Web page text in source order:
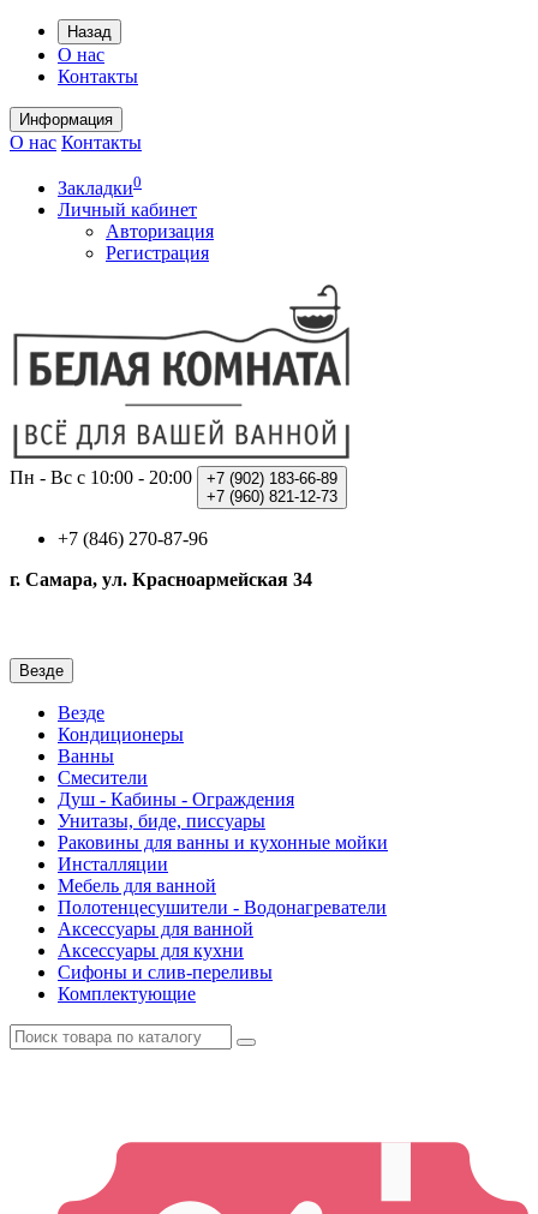
Назад
О нас
Контакты
Информация
О нас Контакты
Закладки0
Личный кабинет
Авторизация
Регистрация
Пн - Вс с 10:00 - 20:00 +7 (902) 183-66-89
+7 (960) 821-12-73
+7 (846) 270-87-96
г. Самара, ул. Красноармейская 34
Везде
Везде
Кондиционеры
Ванны
Смесители
Душ - Кабины - Ограждения
Унитазы, биде, писсуары
Раковины для ванны и кухонные мойки
Инсталляции
Мебель для ванной
Полотенцесушители - Водонагреватели
Аксессуары для ванной
Аксессуары для кухни
Сифоны и слив-переливы
Комплектующие